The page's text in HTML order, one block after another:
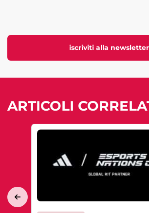
iscriviti alla newsletter
ARTICOLI